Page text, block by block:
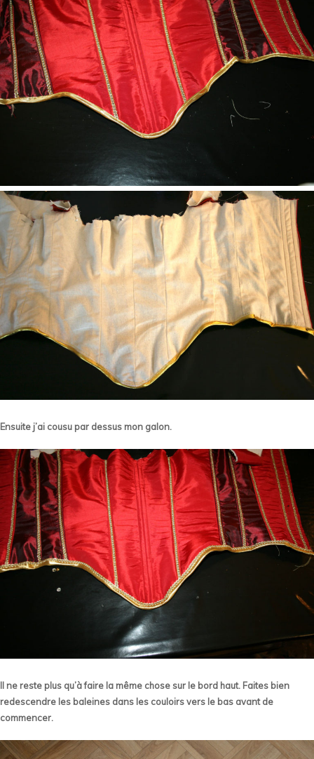
Ensuite j’ai cousu par dessus mon galon.
Il ne reste plus qu’à faire la même chose sur le bord haut. Faites bien
redescendre les baleines dans les couloirs vers le bas avant de
commencer.